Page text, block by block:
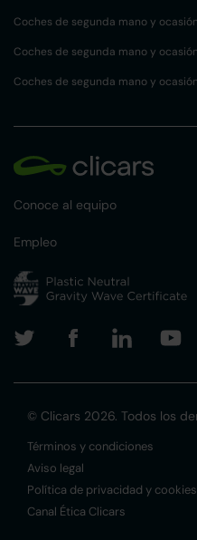
Coches de segunda mano y ocasión
Coches de segunda mano y ocasión
Coches de segunda mano y ocasión
Conoce al equipo
Empleo
© Clicars 2026. Todos los
Términos y condiciones
Aviso legal
Política de privacidad y cookies
Canal Ética Clicars